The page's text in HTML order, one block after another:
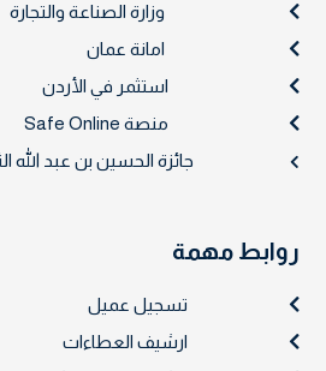
وزارة الصناعة والتجارة
امانة عمان
استثمر في الأردن
منصة Safe Online
جائزة الحسين بن عبد الله
روابط مهمة
تسجيل عميل
ارشيف العطاءات